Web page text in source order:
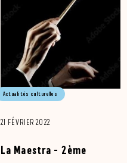
Actualités culturelles
21 FÉVRIER 2022
La Maestra - 2ème